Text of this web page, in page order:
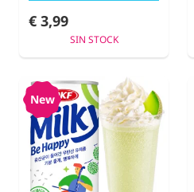
€ 3,99
SIN STOCK
New